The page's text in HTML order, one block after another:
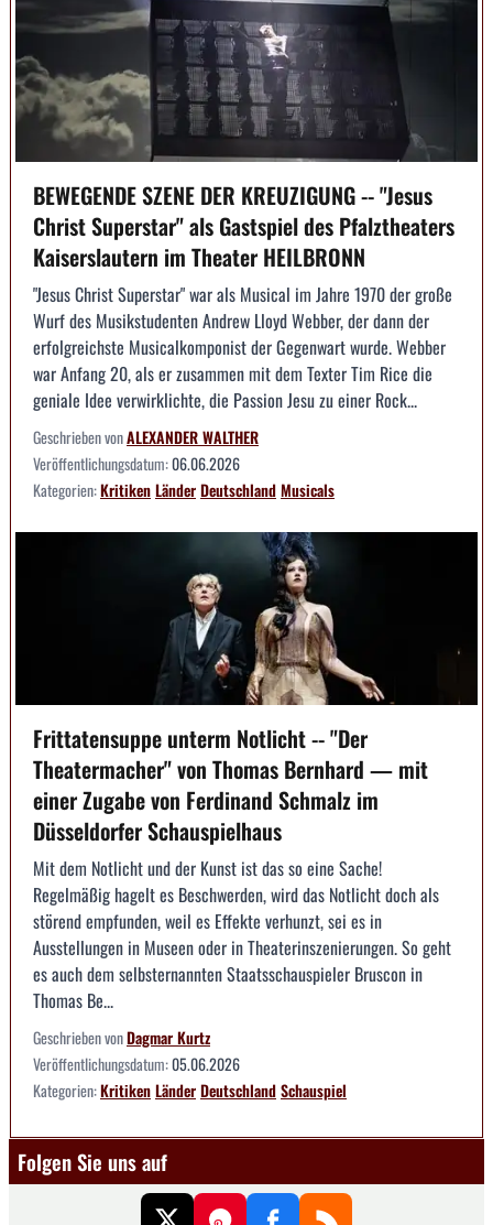
BEWEGENDE SZENE DER KREUZIGUNG -- "Jesus
Christ Superstar" als Gastspiel des Pfalztheaters
Kaiserslautern im Theater HEILBRONN
"Jesus Christ Superstar" war als Musical im Jahre 1970 der große
Wurf des Musikstudenten Andrew Lloyd Webber, der dann der
erfolgreichste Musicalkomponist der Gegenwart wurde. Webber
war Anfang 20, als er zusammen mit dem Texter Tim Rice die
geniale Idee verwirklichte, die Passion Jesu zu einer Rock...
Geschrieben vonALEXANDER WALTHER
Veröffentlichungsdatum:06.06.2026
Kategorien:KritikenLänderDeutschlandMusicals
Frittatensuppe unterm Notlicht -- "Der
Theatermacher" von Thomas Bernhard — mit
einer Zugabe von Ferdinand Schmalz im
Düsseldorfer Schauspielhaus
Mit dem Notlicht und der Kunst ist das so eine Sache!
Regelmäßig hagelt es Beschwerden, wird das Notlicht doch als
störend empfunden, weil es Effekte verhunzt, sei es in
Ausstellungen in Museen oder in Theaterinszenierungen. So geht
es auch dem selbsternannten Staatsschauspieler Bruscon in
Thomas Be...
Geschrieben vonDagmar Kurtz
Veröffentlichungsdatum:05.06.2026
Kategorien:KritikenLänderDeutschlandSchauspiel
Folgen Sie uns auf